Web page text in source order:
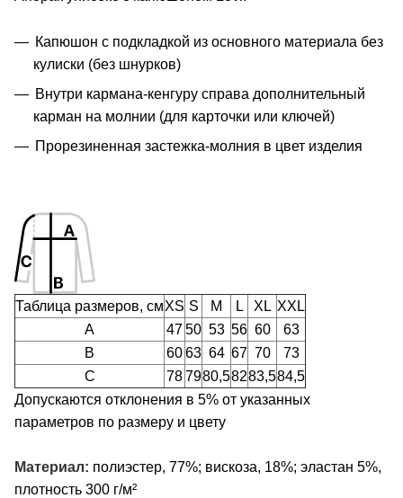
Капюшон с подкладкой из основного материала без
кулиски (без шнурков)
Внутри кармана-кенгуру справа дополнительный
карман на молнии (для карточки или ключей)
Прорезиненная застежка-молния в цвет изделия
Таблица размеров, смXS S M L XL XXL
A
4750 53 56 60
63
B
6063 64 67 70
73
C
787980,58283,584,5
Допускаются отклонения в 5% от указанных
параметров по размеру и цвету
Материал: полиэстер, 77%; вискоза, 18%; эластан 5%,
плотность 300 г/м²